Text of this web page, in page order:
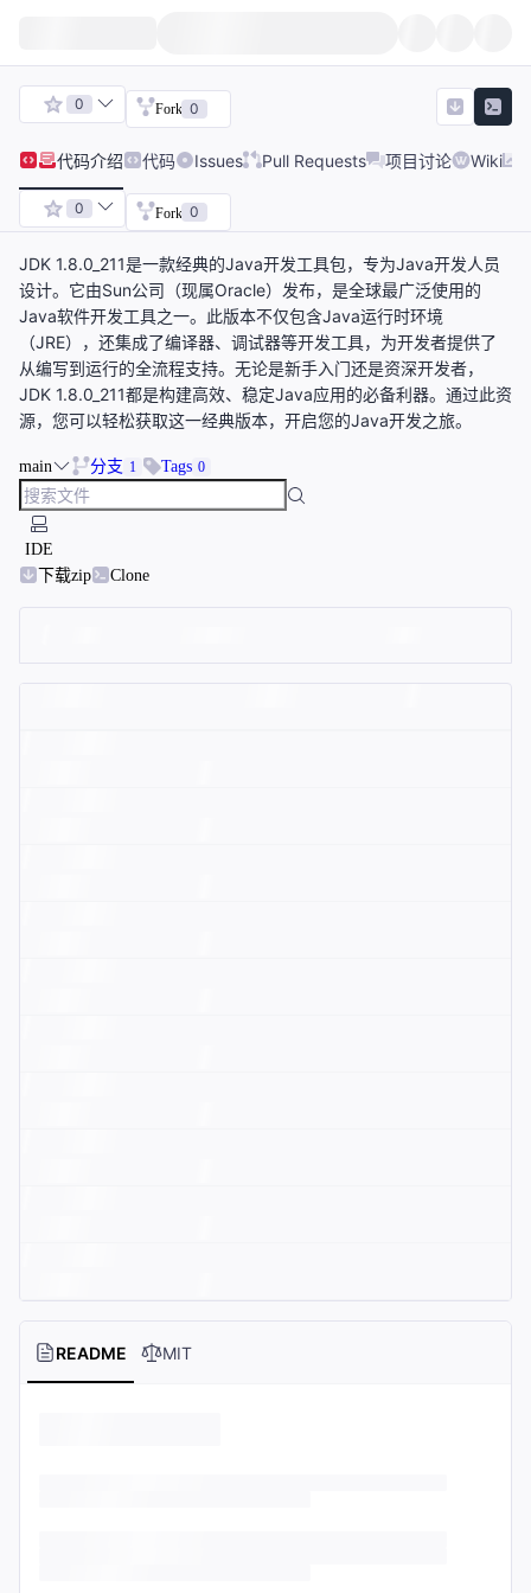
0 Fork 0
代码介绍 代码 Issues Pull Requests 项目讨论 Wiki
0 Fork 0
JDK 1.8.0_211是一款经典的Java开发工具包，专为Java开发人员
设计。它由Sun公司（现属Oracle）发布，是全球最广泛使用的
Java软件开发工具之一。此版本不仅包含Java运行时环境
（JRE），还集成了编译器、调试器等开发工具，为开发者提供了
从编写到运行的全流程支持。无论是新手入门还是资深开发者，
JDK 1.8.0_211都是构建高效、稳定Java应用的必备利器。通过此资
源，您可以轻松获取这一经典版本，开启您的Java开发之旅。
main 分支 1 Tags 0
IDE
下载zip
Clone
README MIT